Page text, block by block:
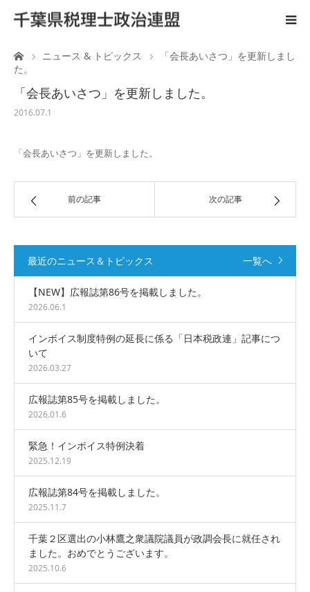
ニュース & トピックス
「会長あいさつ」を更新しまし
た。
「会長あいさつ」を更新しました。
2016.07.1
「会長あいさつ」を更新しました。
前の記事 次の記事
最近のニュース＆トピックス 一覧へ
【NEW】広報誌第86号を掲載しました。
2026.06.1
インボイス制度特例の延長に係る「日本税政連」記事につ
いて
2026.03.27
広報誌第85号を掲載しました。
2026.01.6
緊急！インボイス特例決着
2025.12.19
広報誌第84号を掲載しました。
2025.11.7
千葉２区選出の小林鷹之衆議院議員が政調会長に就任され
ました。おめでとうございます。
2025.10.6
ホーム
ご案内
国会陳情
広 報
リンク